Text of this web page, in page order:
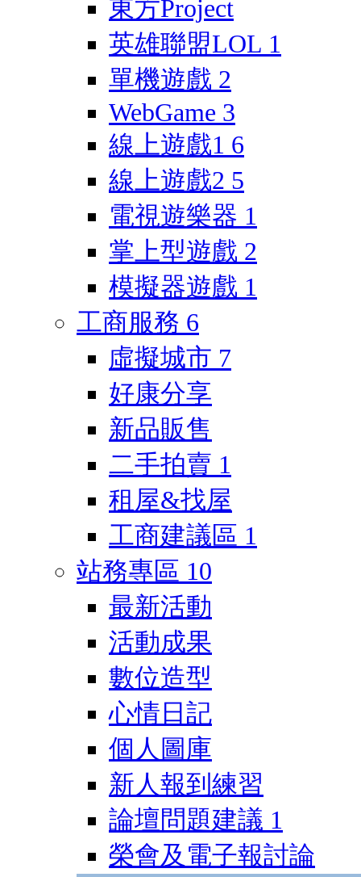
東方Project
英雄聯盟LOL 1
單機遊戲 2
WebGame 3
線上遊戲1 6
線上遊戲2 5
電視遊樂器 1
掌上型遊戲 2
模擬器遊戲 1
工商服務 6
虛擬城市 7
好康分享
新品販售
二手拍賣 1
租屋&找屋
工商建議區 1
站務專區 10
最新活動
活動成果
數位造型
心情日記
個人圖庫
新人報到練習
論壇問題建議 1
榮會及電子報討論